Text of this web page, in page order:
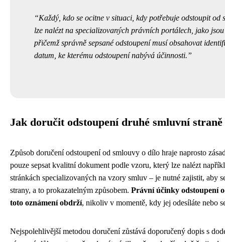
Každý, kdo se ocitne v situaci, kdy potřebuje odstoupit
lze nalézt na specializovaných právních portálech, jako
přičemž správně sepsané odstoupení musí obsahovat
datum, ke kterému odstoupení nabývá účinnosti.
Jak doručit odstoupení druhé smluvní straně
Způsob doručení odstoupení od smlouvy o dílo hraje naprosto
pouze sepsat kvalitní dokument podle vzoru, který lze nalézt
stránkách specializovaných na vzory smluv – je nutné zajistit, aby
strany, a to prokazatelným způsobem. Právní účinky odstoupení
toto oznámení obdrží, nikoliv v momentě, kdy jej odesíláte nebo
Nejspolehlivější metodou doručení zůstává doporučený dopis s